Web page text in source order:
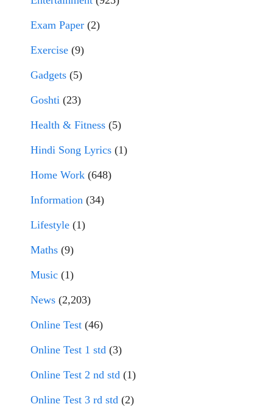
Exam Paper (2)
Exercise (9)
Gadgets (5)
Goshti (23)
Health & Fitness (5)
Hindi Song Lyrics (1)
Home Work (648)
Information (34)
Lifestyle (1)
Maths (9)
Music (1)
News (2,203)
Online Test (46)
Online Test 1 std (3)
Online Test 2 nd std (1)
Online Test 3 rd std (2)